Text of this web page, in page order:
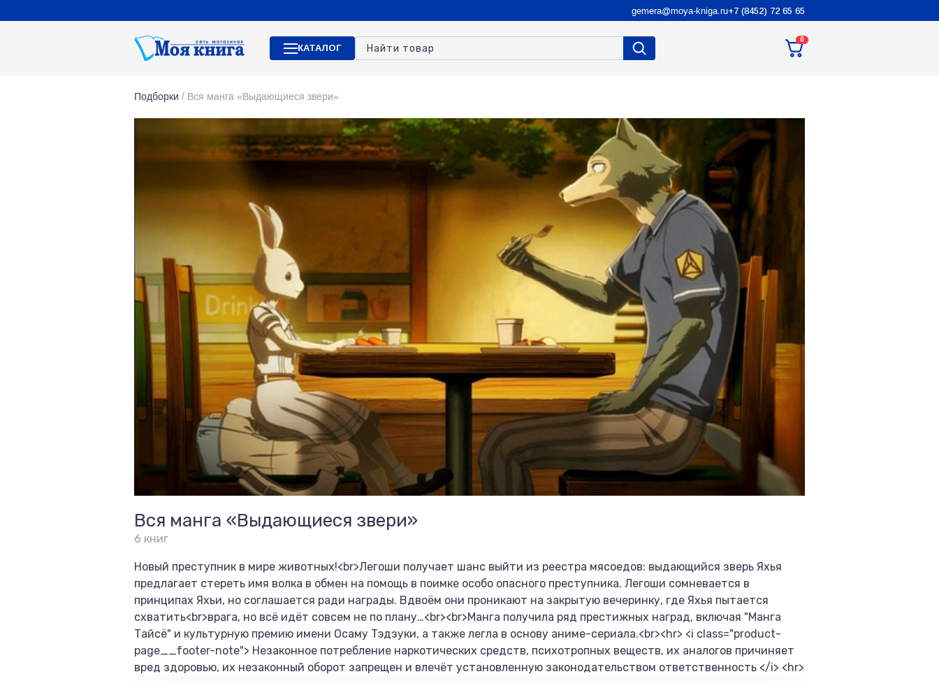
gemera@moya-kniga.ru+7 (8452) 72 65 65
КАТАЛОГ
0
Подборки / Вся манга «Выдающиеся звери»
Вся манга «Выдающиеся звери»
6 книг
Новый преступник в мире животных!<br>Легоши получает шанс выйти из реестра мясоедов: выдающийся зверь Яхья
предлагает стереть имя волка в обмен на помощь в поимке особо опасного преступника. Легоши сомневается в
принципах Яхьи, но соглашается ради награды. Вдвоём они проникают на закрытую вечеринку, где Яхья пытается
схватить<br>врага, но всё идёт совсем не по плану…<br><br>Манга получила ряд престижных наград, включая "Манга
Тайсё" и культурную премию имени Осаму Тэдзуки, а также легла в основу аниме-сериала.<br><hr> <i class="product-
page__footer-note"> Незаконное потребление наркотических средств, психотропных веществ, их аналогов причиняет
вред здоровью, их незаконный оборот запрещен и влечёт установленную законодательством ответственность </i> <hr>